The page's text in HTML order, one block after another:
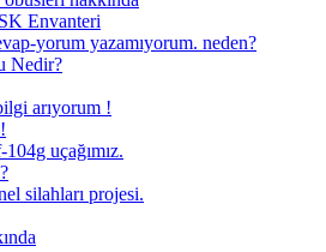
Envanteri
yorum yazamıyorum. neden?
Nedir?
arıyorum !
uçağımız.
silahları projesi.